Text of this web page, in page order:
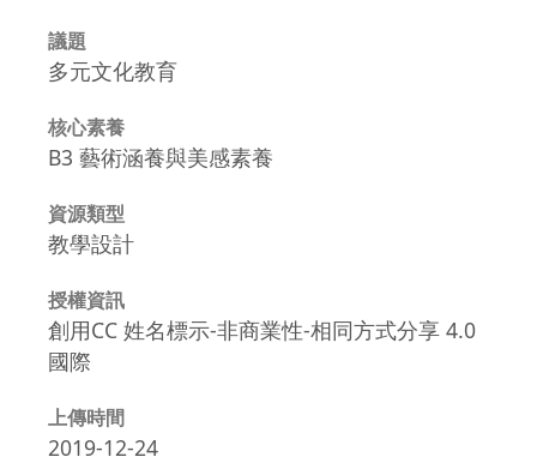
議題
多元文化教育
核心素養
B3 藝術涵養與美感素養
資源類型
教學設計
授權資訊
創用CC 姓名標示-非商業性-相同方式分享 4.0
國際
上傳時間
2019-12-24